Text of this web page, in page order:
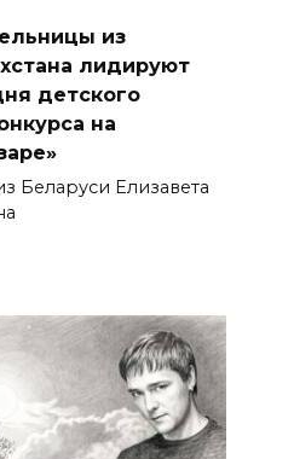
из
лидируют
детского
на
Беларуси Елизавета